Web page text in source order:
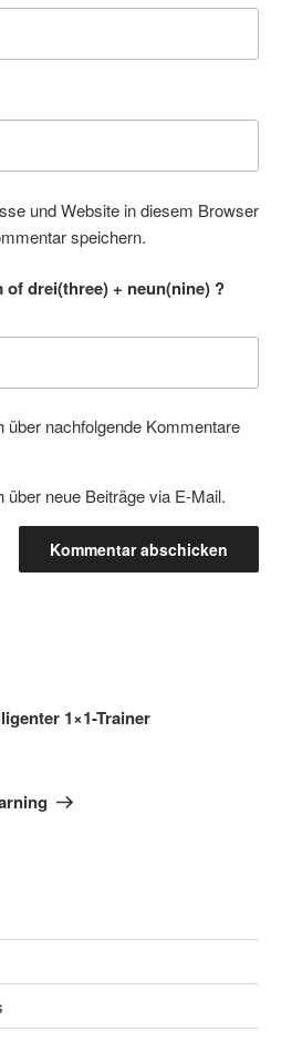
und Website in diesem Browser
speichern.
drei(three) + neun(nine) ?
über nachfolgende Kommentare
über neue Beiträge via E-Mail.
1×1-Trainer